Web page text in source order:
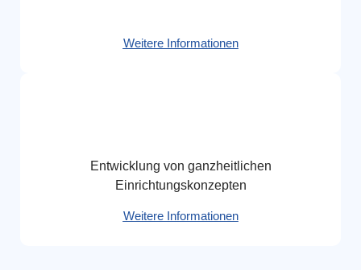
Weitere Informationen
Entwicklung von ganzheitlichen
Einrichtungskonzepten
Weitere Informationen